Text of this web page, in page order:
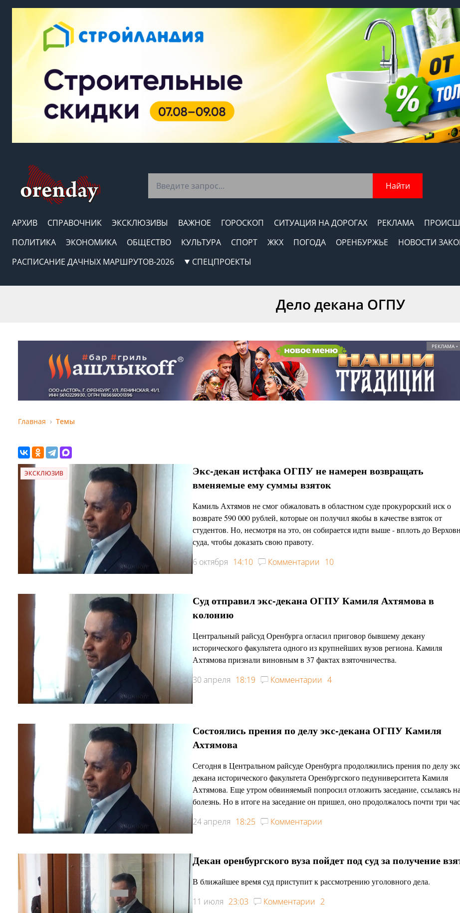
Найти
АРХИВ СПРАВОЧНИК ЭКСКЛЮЗИВЫ ВАЖНОЕ ГОРОСКОП СИТУАЦИЯ НА ДОРОГАХ РЕКЛАМА
ПОЛИТИКА
ЭКОНОМИКА ОБЩЕСТВО КУЛЬТУРА СПОРТ ЖКХ ПОГОДА ОРЕНБУРЖЬЕ
НОВОСТИ
РАСПИСАНИЕ ДАЧНЫХ МАРШРУТОВ-2026
СПЕЦПРОЕКТЫ
Дело декана ОГПУ
РЕКЛАМА •
Главная Темы
ЭКСКЛЮЗИВ
Экс-декан истфака ОГПУ не намерен возвращать
вменяемые ему суммы взяток
Камиль Ахтямов не смог обжаловать в областном суде прокурорский иск о
возврате 590 000 рублей, которые он получил якобы в качестве взяток от
студентов. Но, несмотря на это, он собирается идти выше - вплоть до
суда, чтобы доказать свою правоту.
6 октября 14:10 Комментарии 10
Суд отправил экс-декана ОГПУ Камиля Ахтямова в
колонию
Центральный райсуд Оренбурга огласил приговор бывшему декану
исторического факультета одного из крупнейших вузов региона. Камиля
Ахтямова признали виновным в 37 фактах взяточничества.
30 апреля 18:19 Комментарии 4
Состоялись прения по делу экс-декана ОГПУ Камиля
Ахтямова
Сегодня в Центральном райсуде Оренбурга продолжились прения по делу
декана исторического факультета Оренбургского педуниверситета Камиля
Ахтямова. Еще утром обвиняемый попросил отложить заседание, ссылаясь
болезнь. Но в итоге на заседание он пришел, оно продолжалось почти три
24 апреля 18:25 Комментарии
Декан оренбургского вуза пойдет под суд за получение
В ближайшее время суд приступит к рассмотрению уголовного дела.
11 июля 23:03 Комментарии 2